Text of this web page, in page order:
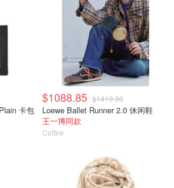
卡包
$1088.85 $1419.90
Loewe Ballet Runner 2.0 休闲鞋
王一博同款
Cettire